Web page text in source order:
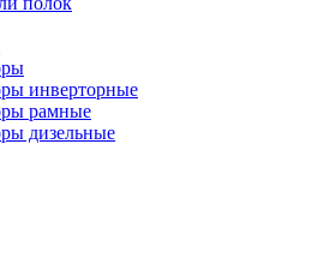
инверторные
рамные
дизельные